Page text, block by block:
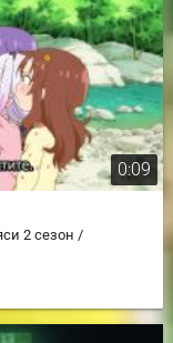
0:09
2 сезон /